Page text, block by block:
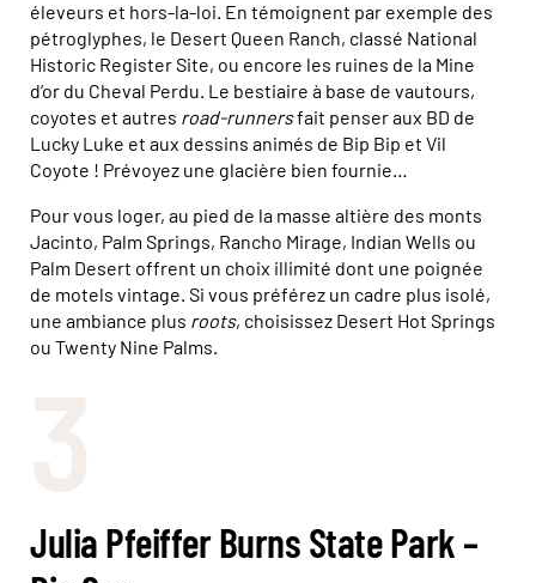
éleveurs et hors-la-loi. En témoignent par exemple des
pétroglyphes, le Desert Queen Ranch, classé National
Historic Register Site, ou encore les ruines de la Mine
d’or du Cheval Perdu. Le bestiaire à base de vautours,
coyotes et autres road-runnersfait penser aux BD de
Lucky Luke et aux dessins animés de Bip Bip et Vil
Coyote ! Prévoyez une glacière bien fournie…
Pour vous loger, au pied de la masse altière des monts
Jacinto, Palm Springs, Rancho Mirage, Indian Wells ou
Palm Desert offrent un choix illimité dont une poignée
de motels vintage. Si vous préférez un cadre plus isolé,
une ambiance plus roots, choisissez Desert Hot Springs
ou Twenty Nine Palms.
Julia Pfeiffer Burns State Park –